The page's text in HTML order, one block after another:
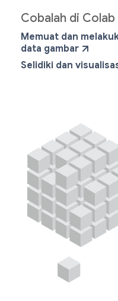
Cobalah di Colab
Memuat dan
data gambar
Selidiki dan